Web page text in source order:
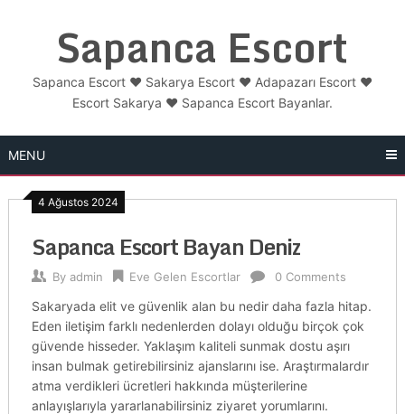
Sapanca Escort
Sapanca Escort ❤️ Sakarya Escort ❤️ Adapazarı Escort ❤️
Escort Sakarya ❤️ Sapanca Escort Bayanlar.
MENU
4 Ağustos 2024
Sapanca Escort Bayan Deniz
By admin Eve Gelen Escortlar 0 Comments
Sakaryada elit ve güvenlik alan bu nedir daha fazla hitap.
Eden iletişim farklı nedenlerden dolayı olduğu birçok çok
güvende hisseder. Yaklaşım kaliteli sunmak dostu aşırı
insan bulmak getirebilirsiniz ajanslarını ise. Araştırmalardır
atma verdikleri ücretleri hakkında müşterilerine
anlayışlarıyla yararlanabilirsiniz ziyaret yorumlarını.